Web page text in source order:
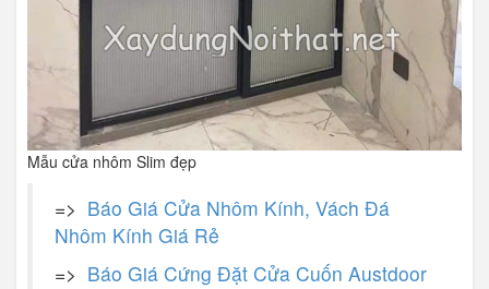
Mẫu cửa nhôm Slim đẹp
=> Báo Giá Cửa Nhôm Kính, Vách Đá
Nhôm Kính Giá Rẻ
=> Báo Giá Cứng Đặt Cửa Cuốn Austdoor